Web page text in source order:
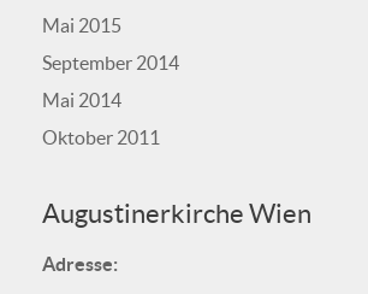
Mai 2015
September 2014
Mai 2014
Oktober 2011
Augustinerkirche Wien
Adresse: